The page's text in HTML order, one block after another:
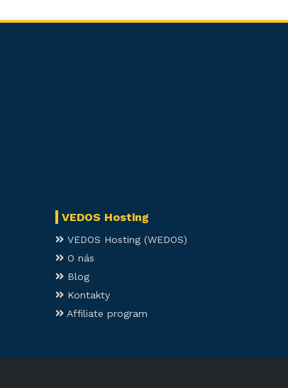
VEDOS Hosting
VEDOS Hosting (WEDOS)
O nás
Blog
Kontakty
Affiliate program